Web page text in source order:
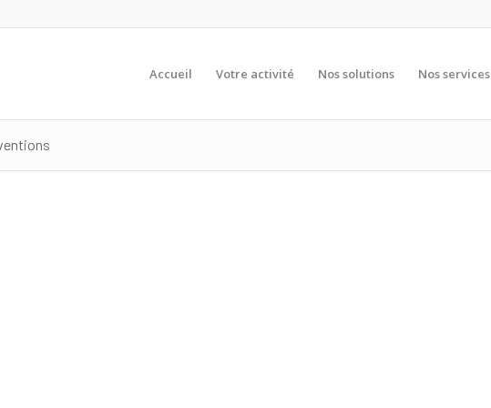
Accueil Votre activité Nos solutions Nos services